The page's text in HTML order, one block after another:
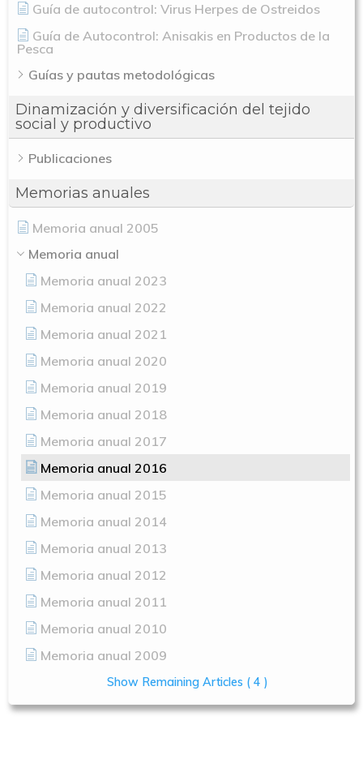
Guía de autocontrol: Virus Herpes de Ostreidos
Guía de Autocontrol: Anisakis en Productos de la
Pesca
Guías y pautas metodológicas
Dinamización y diversificación del tejido
social y productivo
Publicaciones
Memorias anuales
Memoria anual 2005
Memoria anual
Memoria anual 2023
Memoria anual 2022
Memoria anual 2021
Memoria anual 2020
Memoria anual 2019
Memoria anual 2018
Memoria anual 2017
Memoria anual 2016
Memoria anual 2015
Memoria anual 2014
Memoria anual 2013
Memoria anual 2012
Memoria anual 2011
Memoria anual 2010
Memoria anual 2009
Show Remaining Articles ( 4 )